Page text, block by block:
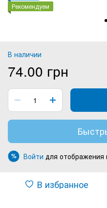
Рекомендуем
В наличии
74.00 грн
% Войти для отображения
В избранное